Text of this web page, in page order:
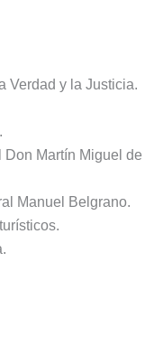
Verdad y la Justicia.
Martín Miguel de
Manuel Belgrano.